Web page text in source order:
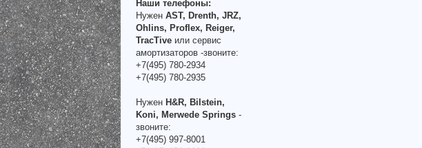
Наши телефоны:
Нужен AST, Drenth, JRZ,
Ohlins, Proflex, Reiger,
TracTive или сервис
амортизаторов -звоните:
+7(495) 780-2934
+7(495) 780-2935
Нужен H&R, Bilstein,
Koni, Merwede Springs -
звоните:
+7(495) 997-8001